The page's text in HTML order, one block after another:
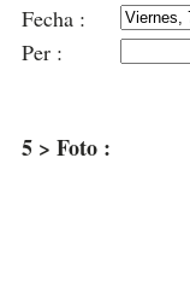
Fecha :
Per :
5 > Foto :